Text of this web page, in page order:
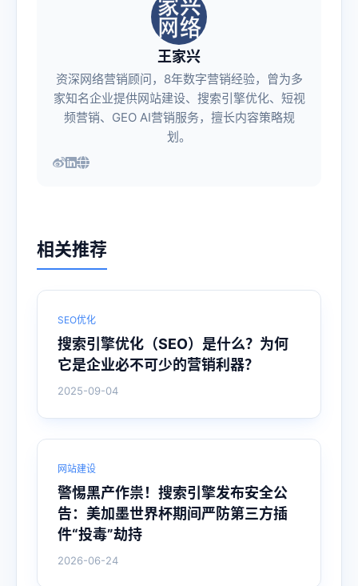
王家兴
资深网络营销顾问，8年数字营销经验，曾为多
家知名企业提供网站建设、搜索引擎优化、短视
频营销、GEO AI营销服务，擅长内容策略规
划。
相关推荐
SEO优化
搜索引擎优化（SEO）是什么？为何
它是企业必不可少的营销利器？
2025-09-04
网站建设
警惕黑产作祟！搜索引擎发布安全公
告：美加墨世界杯期间严防第三方插
件“投毒”劫持
2026-06-24